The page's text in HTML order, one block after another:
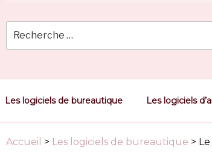
Les logiciels de bureautique Les logiciels
Accueil > Les logiciels de bureautique >